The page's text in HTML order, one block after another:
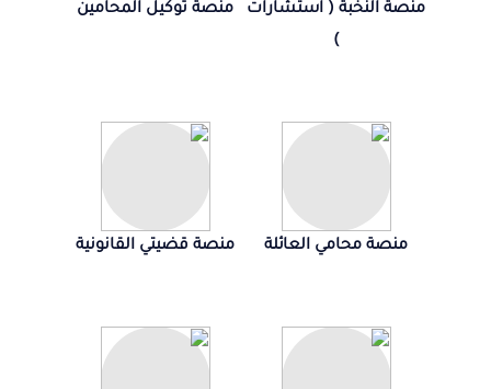
منصة النخبة ( استشارات
منصة توكيل المحامين
منصة محامي العائلة منصة قضيتي القانونية